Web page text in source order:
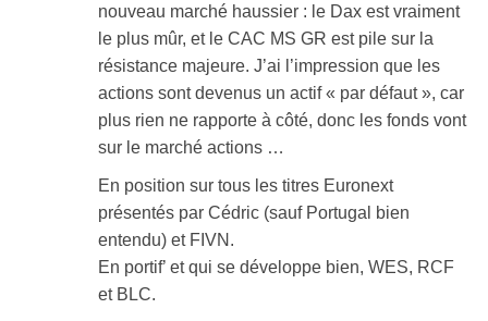
nouveau marché haussier : le Dax est vraiment
le plus mûr, et le CAC MS GR est pile sur la
résistance majeure. J’ai l’impression que les
actions sont devenus un actif « par défaut », car
plus rien ne rapporte à côté, donc les fonds vont
sur le marché actions …
En position sur tous les titres Euronext
présentés par Cédric (sauf Portugal bien
entendu) et FIVN.
En portif’ et qui se développe bien, WES, RCF
et BLC.